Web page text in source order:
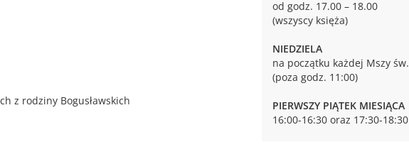
z rodziny Bogusławskich
od godz. 17.00 – 18.00
(wszyscy księża)
NIEDZIELA
na początku każdej Mszy św.
(poza godz. 11:00)
PIERWSZY PIĄTEK MIESIĄCA
16:00-16:30 oraz 17:30-18:30